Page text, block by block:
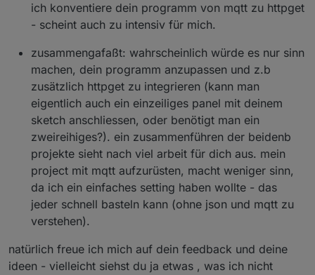
ich konventiere dein programm von mqtt zu httpget
- scheint auch zu intensiv für mich.
zusammengafaßt: wahrscheinlich würde es nur sinn
machen, dein programm anzupassen und z.b
zusätzlich httpget zu integrieren (kann man
eigentlich auch ein einzeiliges panel mit deinem
sketch anschliessen, oder benötigt man ein
zweireihiges?). ein zusammenführen der beidenb
projekte sieht nach viel arbeit für dich aus. mein
project mit mqtt aufzurüsten, macht weniger sinn,
da ich ein einfaches setting haben wollte - das
jeder schnell basteln kann (ohne json und mqtt zu
verstehen).
natürlich freue ich mich auf dein feedback und deine
ideen - vielleicht siehst du ja etwas , was ich nicht